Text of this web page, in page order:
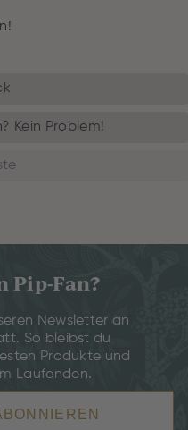
Kein Problem!
Pip-Fan?
Newsletter an
So bleibst du
Produkte und
Laufenden.